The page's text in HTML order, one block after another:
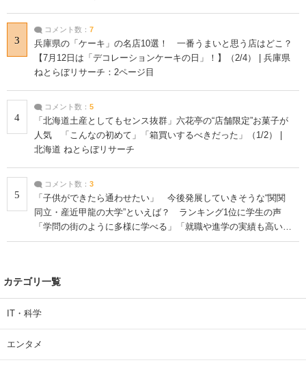
3
コメント数： 7
兵庫県の「ケーキ」の名店10選！ 一番うまいと思う店はどこ？
【7月12日は「デコレーションケーキの日」！】（2/4） | 兵庫県
ねとらぼリサーチ：2ページ目
4
コメント数： 5
「北海道土産としてもセンス抜群」六花亭の“店舗限定”お菓子が
人気 「こんなの初めて」「箱買いするべきだった」（1/2） |
北海道 ねとらぼリサーチ
5
コメント数： 3
「子供ができたら通わせたい」 今後発展していきそうな“関関
同立・産近甲龍の大学”といえば？ ランキング1位に学生の声
「学問の街のように多様に学べる」「就職や進学の実績も高い」
| 大学 ねとらぼリサーチ
カテゴリ一覧
IT・科学
エンタメ